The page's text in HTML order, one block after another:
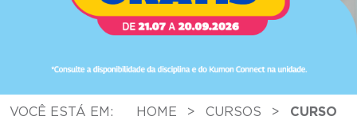
VOCÊ ESTÁ EM: HOME > CURSOS >
CURSO